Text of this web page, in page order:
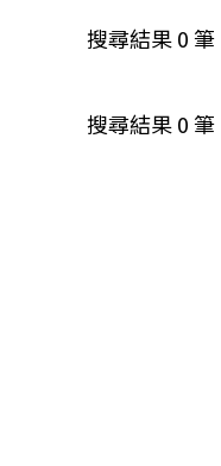
搜尋結果0筆
搜尋結果0筆